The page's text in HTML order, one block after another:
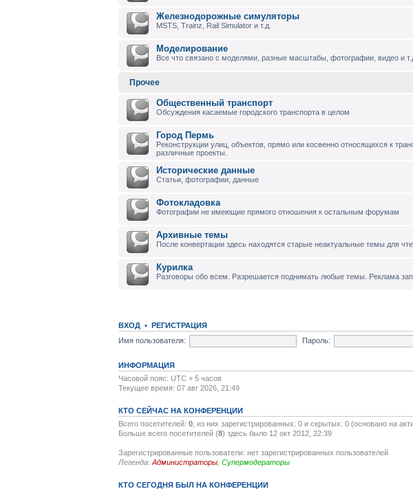
Железнодорожные симуляторы
MSTS, Trainz, Rail Simulator и т.д.
Моделирование
Все что связано с моделями, разные масштабы, фотографии, видео и
Прочее
Общественный транспорт
Обсуждения касаемые городского транспорта в целом
Город Пермь
Реконструкции улиц, объектов, прямо или косвенно относящихся к
различные проекты.
Исторические данные
Статьи, фотографии, данные
Фотокладовка
Фотографии не имеющие прямого отношения к остальным форумам
Архивные темы
После конвертации здесь находятся старые неактуальные темы для
Курилка
Разговоры обо всем. Разрешается поднимать любые темы. Реклама
ВХОД • РЕГИСТРАЦИЯ
Имя пользователя:
Пароль:
ИНФОРМАЦИЯ
Часовой пояс: UTC + 5 часов
Текущее время: 07 авг 2026, 21:49
КТО СЕЙЧАС НА КОНФЕРЕНЦИИ
Всего посетителей: 0 , из них зарегистрированных: 0 и скрытых: 0 (основано на
Больше всего посетителей (8) здесь было 12 окт 2012, 22:39
Зарегистрированные пользователи: нет зарегистрированных пользователей
Легенда: Администраторы Супермодераторы
КТО СЕГОДНЯ БЫЛ НА КОНФЕРЕНЦИИ